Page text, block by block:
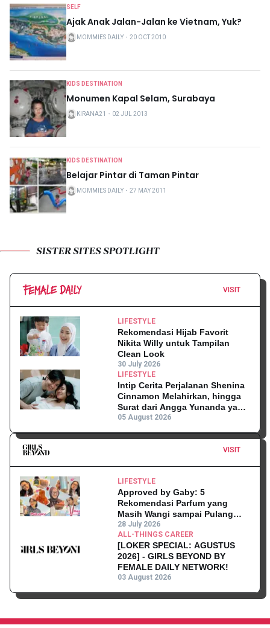
SELF
Ajak Anak Jalan-Jalan ke Vietnam, Yuk?
MOMMIES DAILY ・ 20 OCT 2010
KIDS DESTINATION
Monumen Kapal Selam, Surabaya
KIRANA21 ・ 02 JUL 2013
KIDS DESTINATION
Belajar Pintar di Taman Pintar
MOMMIES DAILY ・ 27 MAY 2011
SISTER SITES SPOTLIGHT
VISIT
LIFESTYLE
Rekomendasi Hijab Favorit
Nikita Willy untuk Tampilan
Clean Look
30 July 2026
LIFESTYLE
Intip Cerita Perjalanan Shenina
Cinnamon Melahirkan, hingga
Surat dari Angga Yunanda yang
Mengharukan!
05 August 2026
VISIT
LIFESTYLE
Approved by Gaby: 5
Rekomendasi Parfum yang
Masih Wangi sampai Pulang
Kantor
28 July 2026
ALL-THINGS CAREER
[LOKER SPECIAL: AGUSTUS
2026] - GIRLS BEYOND BY
FEMALE DAILY NETWORK!
03 August 2026